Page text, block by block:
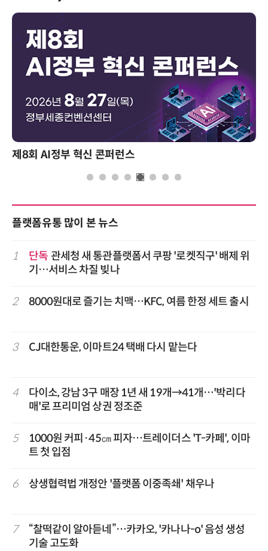
제8회 AI정부 혁신 콘퍼런스
플랫폼유통 많이 본 뉴스
1 단독 관세청 새 통관플랫폼서 쿠팡 '로켓직구' 배제 위
기…서비스 차질 빚나
2 8000원대로 즐기는 치맥…KFC, 여름 한정 세트 출시
3 CJ대한통운, 이마트24 택배 다시 맡는다
4
다이소, 강남 3구 매장 1년 새 19개→41개…'박리다
매'로 프리미엄 상권 정조준
5
1000원 커피·45㎝ 피자…트레이더스 'T-카페', 이마
트 첫 입점
6 상생협력법 개정안 '플랫폼 이중족쇄' 채우나
7
“찰떡같이 알아듣네”…카카오, '카나나-o' 음성 생성
기술 고도화